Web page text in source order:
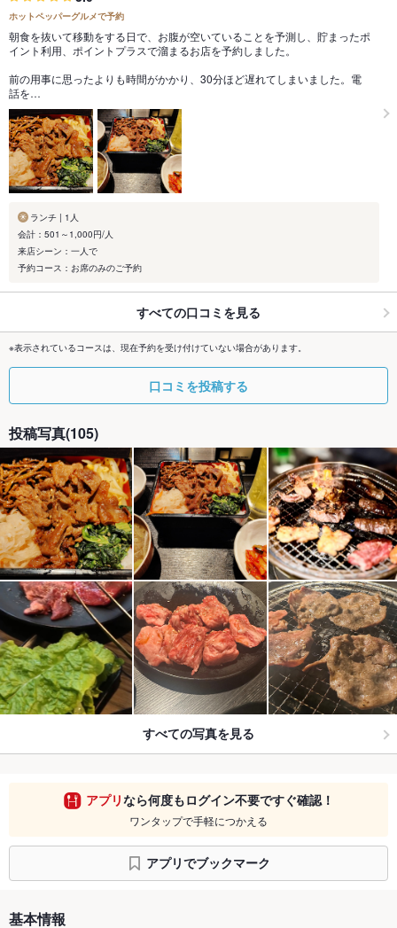
ホットペッパーグルメで予約
朝食を抜いて移動をする日で、お腹が空いていることを予測し、貯まったポ
イント利用、ポイントプラスで溜まるお店を予約しました。
前の用事に思ったよりも時間がかかり、30分ほど遅れてしまいました。電
話を…
ランチ | 1人
会計：501～1,000円/人
来店シーン：一人で
予約コース：お席のみのご予約
すべての口コミを見る
※表示されているコースは、現在予約を受け付けていない場合があります。
口コミを投稿する
投稿写真(105)
すべての写真を見る
アプリなら何度もログイン不要ですぐ確認！
ワンタップで手軽につかえる
アプリでブックマーク
基本情報